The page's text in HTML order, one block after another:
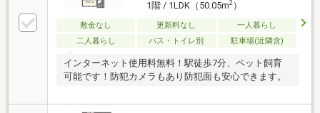
1階 / 1LDK（50.05m2）
敷金なし 更新料なし
一人暮らし
二人暮らし
バス・トイレ別 駐車場(近隣含)
インターネット使用料無料！駅徒歩7分、ペット飼育
可能です！防犯カメラもあり防犯面も安心できます。